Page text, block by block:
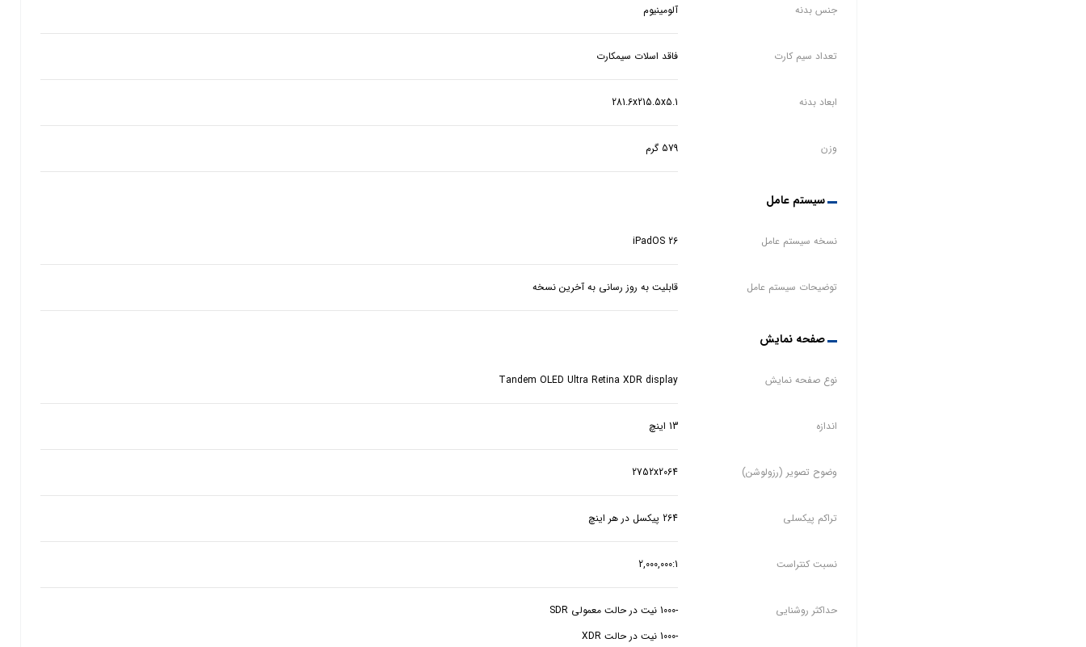
جنس بدنه آلومینیوم
تعداد سیم کارت فاقد اسلات سیمکارت
ابعاد بدنه 281.6x215.5x5.1
وزن 579 گرم
سیستم عامل
نسخه سیستم عامل iPadOS 26
توضیحات سیستم عامل قابلیت به روز رسانی به آخرین نسخه
صفحه نمایش
نوع صفحه نمایش Tandem OLED Ultra Retina XDR display
اندازه 13 اینچ
وضوح تصویر (رزولوشن) 2752x2064
تراکم پیکسلی 264 پیکسل در هر اینچ
نسبت کنتراست 2,000,000:1
حداکثر روشنایی